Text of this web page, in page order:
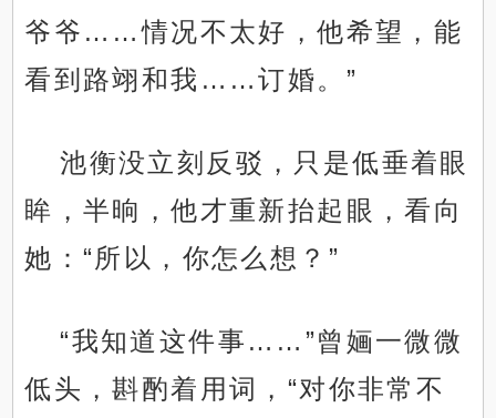
爷爷……情况不太好，他希望，能
看到路翊和我……订婚。”
池衡没立刻反驳，只是低垂着眼
眸，半晌，他才重新抬起眼，看向
她：“所以，你怎么想？”
“我知道这件事……”曾婳一微微
低头，斟酌着用词，“对你非常不